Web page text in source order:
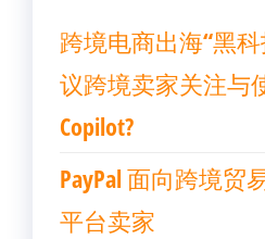
跨境电商出海“黑
议跨境卖家关注与
Copilot?
PayPal 面向跨境贸
平台卖家